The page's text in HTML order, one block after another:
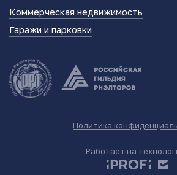
Коммерческая недвижимость
Гаражи и парковки
Политика
Работает на